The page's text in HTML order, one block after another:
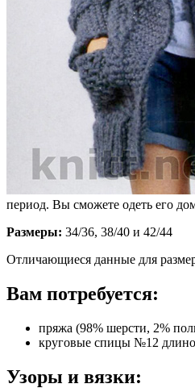
период. Вы сможете одеть его
Размеры: 34/36, 38/40 и 42/44
Отличающиеся данные для
Вам потребуется:
пряжа (98% шерсти, 2%
круговые спицы №12
Узоры и вязки: